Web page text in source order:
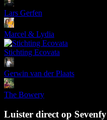
Lars Gerfen
Marcel & Lydia
Stichting Ecovata
Gerwin van der Plaats
The Bowery
Luister direct op Sevenfy